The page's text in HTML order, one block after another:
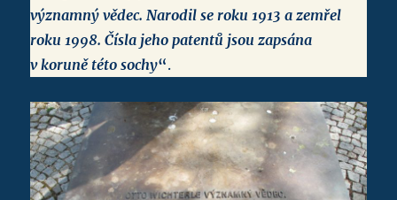
významný vědec. Narodil se roku 1913 a zemřel
roku 1998. Čísla jeho patentů jsou zapsána
v koruně této sochy“.